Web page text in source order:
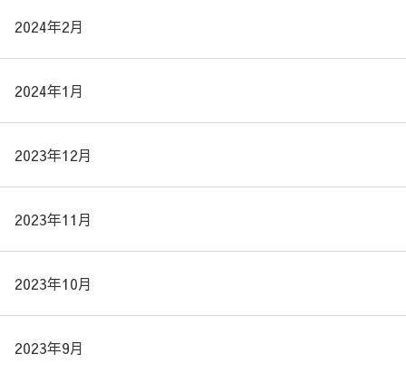
2024年2月
2024年1月
2023年12月
2023年11月
2023年10月
2023年9月